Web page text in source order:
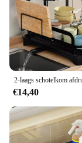
€14,40